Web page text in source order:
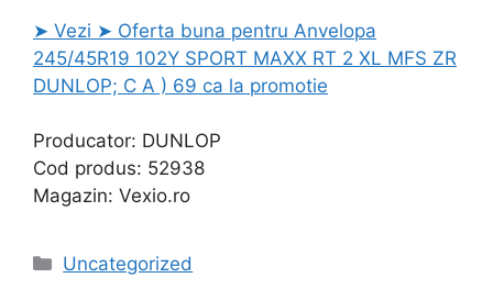
➤ Vezi ➤ Oferta buna pentru Anvelopa
245/45R19 102Y SPORT MAXX RT 2 XL MFS ZR
DUNLOP; C A ) 69 ca la promotie
Producator: DUNLOP
Cod produs: 52938
Magazin: Vexio.ro
Categories
Uncategorized